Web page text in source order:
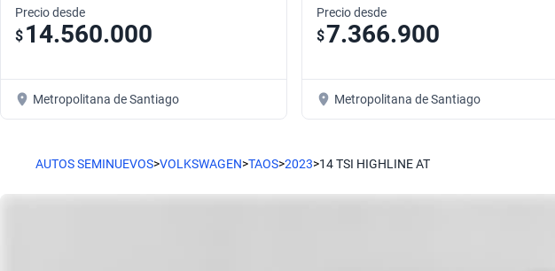
Precio desde
$ 14.560.000
Metropolitana de Santiago
Precio desde
$7.366.900
Metropolitana de Santiago
AUTOS SEMINUEVOS>VOLKSWAGEN>TAOS>2023>14 TSI HIGHLINE AT